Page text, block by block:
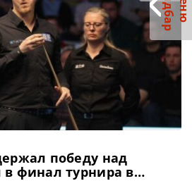
100 000
победу над
финал турнира в